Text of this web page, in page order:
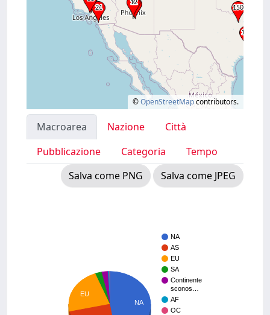
©OpenStreetMapcontributors.
Macroarea Nazione
Città
Pubblicazione
Categoria
Tempo
Salva come PNG
Salva come JPEG
NA
AS
EU
SA
Continente
sconos…
AF
OC
NA
EU